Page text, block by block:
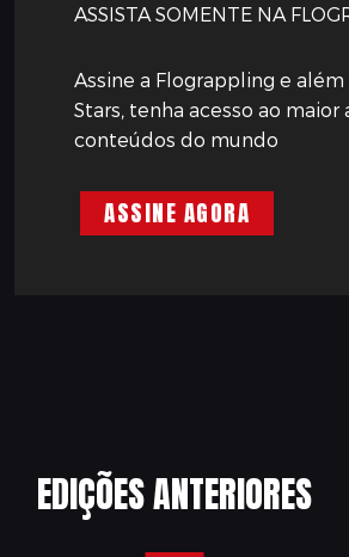
ASSISTA SOMENTE NA
Assine a Flograppling e além
Stars, tenha acesso ao maior
conteúdos do mundo
ASSINE AGORA
EDIÇÕES ANTERIORES